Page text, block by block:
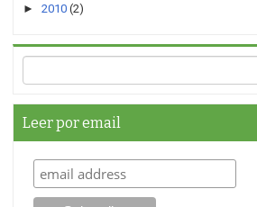
► 2010 (2)
Leer por email